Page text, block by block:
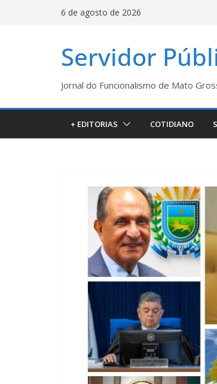
6 de agosto de 2026
Servidor
Jornal do Funcionalismo de Mato
+ EDITORIAS COTIDIANO